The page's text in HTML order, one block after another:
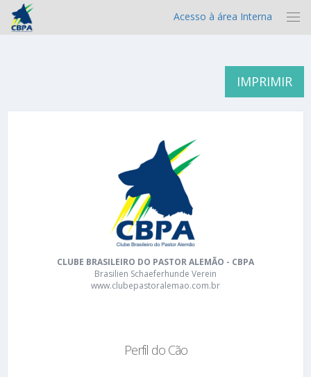
Acesso à área Interna
IMPRIMIR
CLUBE BRASILEIRO DO PASTOR ALEMÃO - CBPA
Brasilien Schaeferhunde Verein
www.clubepastoralemao.com.br
Perfil do Cão